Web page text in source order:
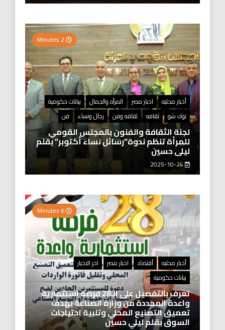
أخبار محليه اخبار مصر المرأه والجمال
بيانات حكومية
توك شو
ثقافه ثقافه وفن رجال ونساء فن
لجنة الثقافة والفنون بالمجلس القومي
للمرأة تنظم ندوة”رسائل نساء أكتوبر” بقلم
ليلى حسين
أخبار محليه أقتصاد اخبار مصر
اخر الاخبار
بيانات حكومية
تعرف بالتفصيل على الـ28 فرصة استثمارية
واعدة المحددة من وزارة الصناعة بهدف
تعميق التصنيع المحلي وتلبية احتياجات
السوق بقلم ليلي حسين